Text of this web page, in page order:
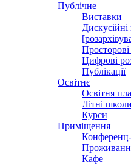
Публічне
Виставки
Цифрові
Публікації
Освітнє
Освітня
Літні школи
Курси
Приміщення
Кафе